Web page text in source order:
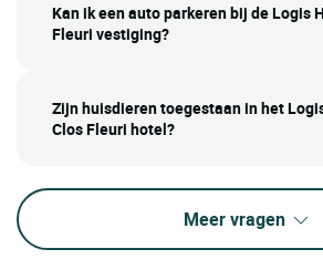
Kan ik een auto parkeren bij de Logis
Fleuri vestiging?
Zijn huisdieren toegestaan in het
Clos Fleuri hotel?
Meer vragen